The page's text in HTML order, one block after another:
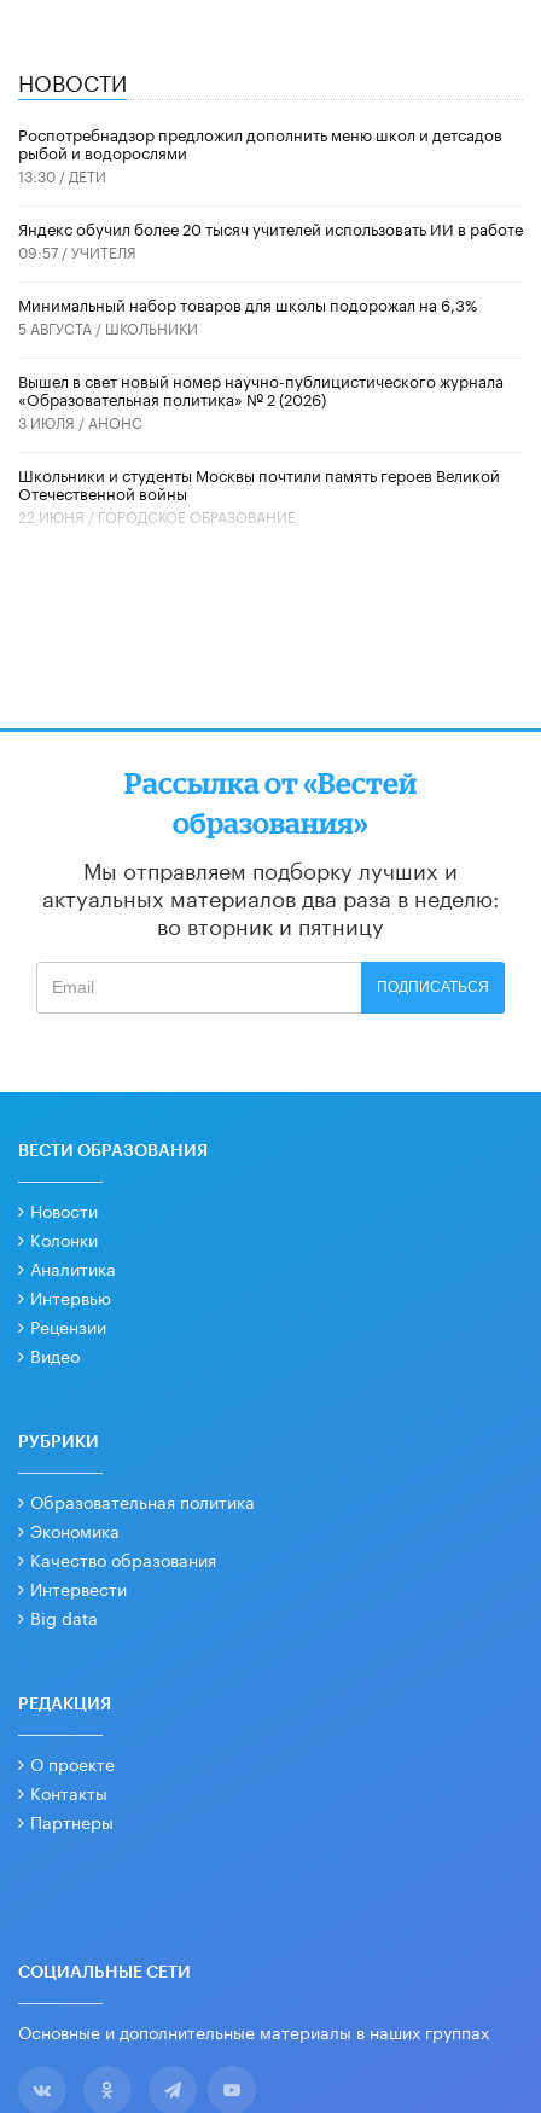
НОВОСТИ
Роспотребнадзор предложил дополнить меню школ и детсадов
рыбой и водорослями
13:30 / ДЕТИ
​Яндекс обучил более 20 тысяч учителей использовать ИИ в работе
09:57 /УЧИТЕЛЯ
Минимальный набор товаров для школы подорожал на 6,3%
5 АВГУСТА / ШКОЛЬНИКИ
Вышел в свет новый номер научно-публицистического журнала
«Образовательная политика» № 2 (2026)
3 ИЮЛЯ / АНОНС
Школьники и студенты Москвы почтили память героев Великой
Отечественной войны
22 ИЮНЯ / ГОРОДСКОЕ ОБРАЗОВАНИЕ
Рассылка от «Вестей
образования»
Мы отправляем подборку лучших и
актуальных материалов два раза в неделю:
во вторник и пятницу
ПОДПИСАТЬСЯ
ВЕСТИ ОБРАЗОВАНИЯ
Новости
Колонки
Аналитика
Интервью
Рецензии
Видео
РУБРИКИ
Образовательная политика
Экономика
Качество образования
Интервести
Big data
РЕДАКЦИЯ
О проекте
Контакты
Партнеры
СОЦИАЛЬНЫЕ СЕТИ
Основные и дополнительные материалы в наших группах